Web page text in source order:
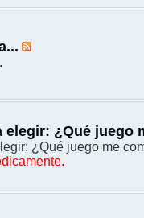
elegir: ¿Qué juego
¿Qué juego me
.